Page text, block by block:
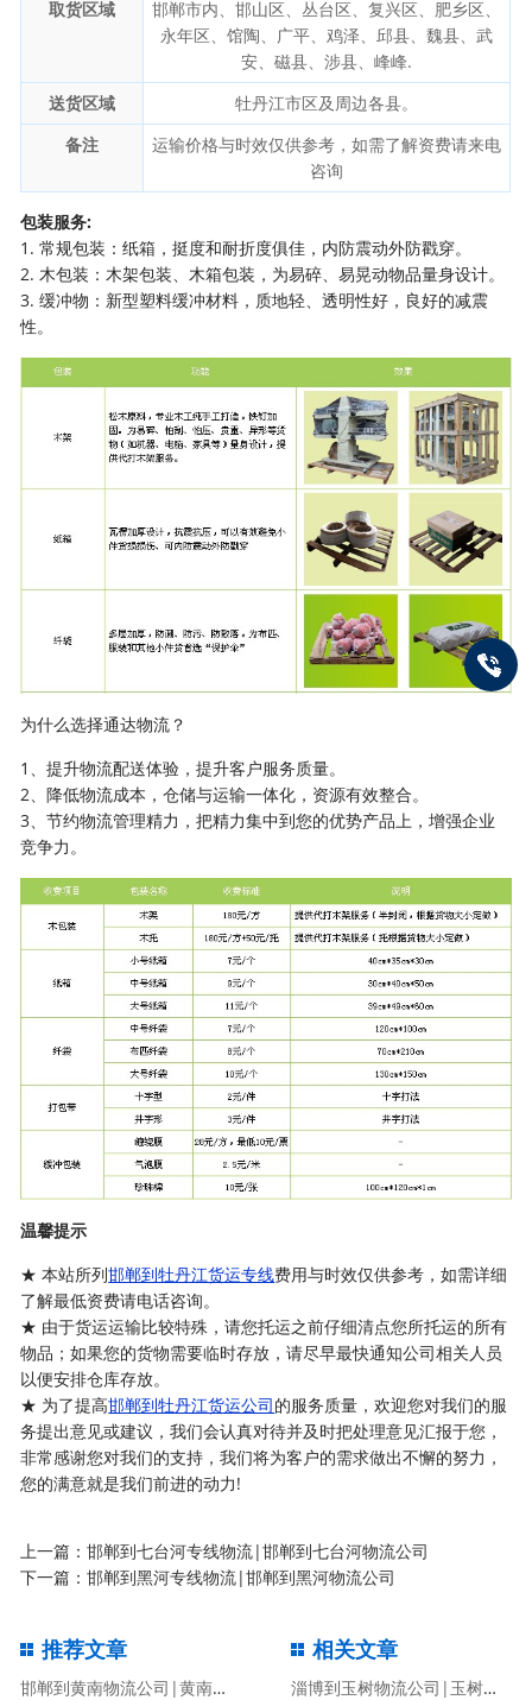
取货区域
邯郸市内、邯山区、丛台区、复兴区、肥乡区、
永年区、馆陶、广平、鸡泽、邱县、魏县、武
安、磁县、涉县、峰峰.
送货区域
牡丹江市区及周边各县。
备注
运输价格与时效仅供参考，如需了解资费请来电
咨询
包装服务:
1. 常规包装：纸箱，挺度和耐折度俱佳，内防震动外防戳穿。
2. 木包装：木架包装、木箱包装，为易碎、易晃动物品量身设计。
3. 缓冲物：新型塑料缓冲材料，质地轻、透明性好，良好的减震
性。
为什么选择通达物流？
1、提升物流配送体验，提升客户服务质量。
2、降低物流成本，仓储与运输一体化，资源有效整合。
3、节约物流管理精力，把精力集中到您的优势产品上，增强企业
竞争力。
温馨提示
★ 本站所列邯郸到牡丹江货运专线费用与时效仅供参考，如需详细
了解最低资费请电话咨询。
★ 由于货运运输比较特殊，请您托运之前仔细清点您所托运的所有
物品；如果您的货物需要临时存放，请尽早最快通知公司相关人员
以便安排仓库存放。
★ 为了提高邯郸到牡丹江货运公司的服务质量，欢迎您对我们的服
务提出意见或建议，我们会认真对待并及时把处理意见汇报于您，
非常感谢您对我们的支持，我们将为客户的需求做出不懈的努力，
您的满意就是我们前进的动力!
上一篇：邯郸到七台河专线物流|邯郸到七台河物流公司
下一篇：邯郸到黑河专线物流|邯郸到黑河物流公司
推荐文章
邯郸到黄南物流公司|黄南专线
相关文章
淄博到玉树物流公司|玉树专线